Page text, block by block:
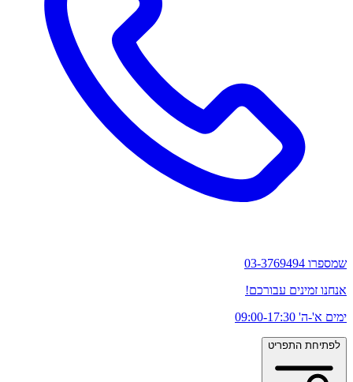
שמספרו 03-3769494
אנחנו זמינים עבורכם!
ימים א'-ה' 09:00-17:30
לפתיחת התפריט